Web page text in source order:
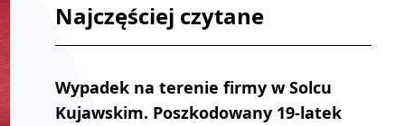
Najczęściej czytane
Wypadek na terenie firmy w Solcu
Kujawskim. Poszkodowany 19-latek